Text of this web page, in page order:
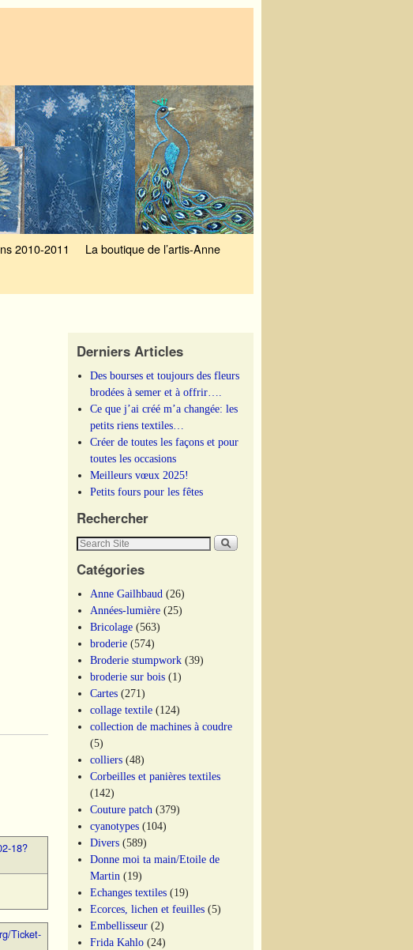
2010-2011 La boutique de l’artis-Anne
18?
Ticket-
Derniers Articles
Des bourses et toujours des fleurs
brodées à semer et à offrir….
Ce que j’ai créé m’a changée: les
petits riens textiles…
Créer de toutes les façons et pour
toutes les occasions
Meilleurs vœux 2025!
Petits fours pour les fêtes
Rechercher
Catégories
Anne Gailhbaud (26)
Années-lumière (25)
Bricolage (563)
broderie (574)
Broderie stumpwork (39)
broderie sur bois (1)
Cartes (271)
collage textile (124)
collection de machines à coudre
(5)
colliers (48)
Corbeilles et panières textiles
(142)
Couture patch (379)
cyanotypes (104)
Divers (589)
Donne moi ta main/Etoile de
Martin (19)
Echanges textiles (19)
Ecorces, lichen et feuilles (5)
Embellisseur (2)
Frida Kahlo (24)